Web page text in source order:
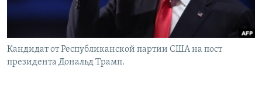
Кандидат от Республиканской партии США на пост
президента Дональд Трамп.